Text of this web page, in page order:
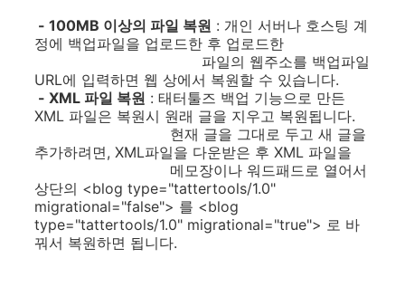
- 100MB 이상의 파일 복원 : 개인 서버나 호스팅 계
정에 백업파일을 업로드한 후 업로드한
파일의 웹주소를 백업파일
URL에 입력하면 웹 상에서 복원할 수 있습니다.
- XML 파일 복원 : 태터툴즈 백업 기능으로 만든
XML 파일은 복원시 원래 글을 지우고 복원됩니다.
현재 글을 그대로 두고 새 글을
추가하려면, XML파일을 다운받은 후 XML 파일을
메모장이나 워드패드로 열어서
상단의 <blog type="tattertools/1.0"
migrational="false"> 를 <blog
type="tattertools/1.0" migrational="true"> 로 바
꿔서 복원하면 됩니다.